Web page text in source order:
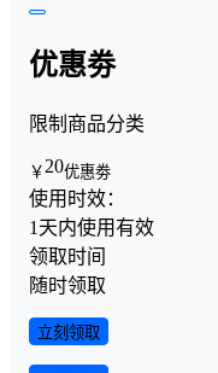
优惠劵
限制商品分类
￥ 20优惠劵
使用时效：
1天内使用有效
领取时间
随时领取
立刻领取